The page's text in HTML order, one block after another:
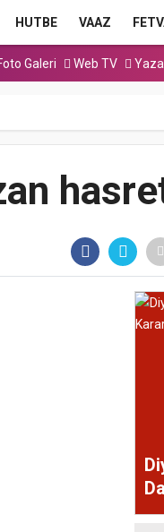
HUTBE VAAZ
Galeri Web TV